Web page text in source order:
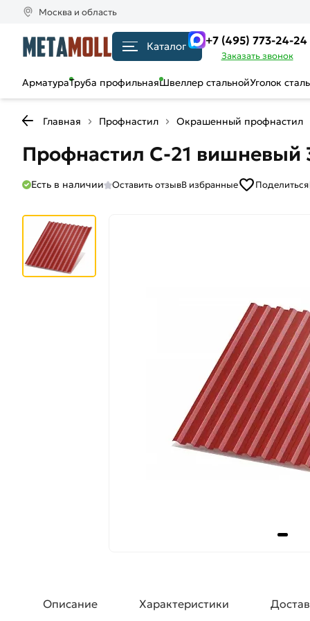
Москва и область
Каталог +7 (495) 773-24-24
Заказать звонок
АрматураТруба профильнаяШвеллер стальнойУголок
Главная Профнастил Окрашенный профнастил
Профнастил С-21 вишневый
Есть в наличии Оставить отзывВ избранные Поделиться
Описание Характеристики